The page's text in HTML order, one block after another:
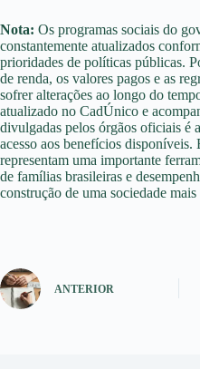
Nota: Os programas sociais do
constantemente atualizados
prioridades de políticas públicas.
de renda, os valores pagos e as
sofrer alterações ao longo do
atualizado no CadÚnico e
divulgadas pelos órgãos oficiais é
acesso aos benefícios disponíveis.
representam uma importante
de famílias brasileiras e
construção de uma sociedade
ANTERIOR